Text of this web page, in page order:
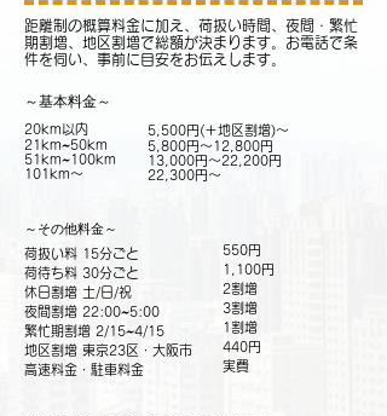
距離制の概算料金に加え、荷扱い時間、夜間・繁忙
期割増、地区割増で総額が決まります。お電話で条
件を伺い、事前に目安をお伝えします。
​～基本料金～
20km以内
21km~50km
51km~100km
​101km～
5,500円(＋地区割増)～
5,800円～12,800円
13,000円～22,200円
​22,300円～
～その他料金～
​荷扱い料 15分ごと
荷待ち料 30分ごと
休日割増 土/日/祝
夜間割増 22:00~5:00
繁忙期割増 2/15~4/15
地区割増 東京23区・大阪市
高速料金・ 駐車料金
550円
1,100円
2割増
3割増
1割増
440円
実費